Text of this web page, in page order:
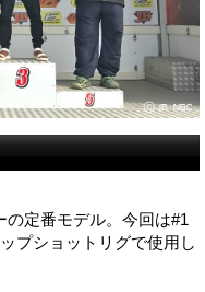
の定番モデル。今回は#1
プショットリグで使用し